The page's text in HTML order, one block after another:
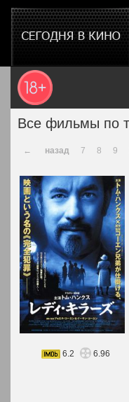
Все фильмы по
← назад 7 8 9
6.2
6.96